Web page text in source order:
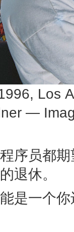
Los
—
序员都
退休。
是一个